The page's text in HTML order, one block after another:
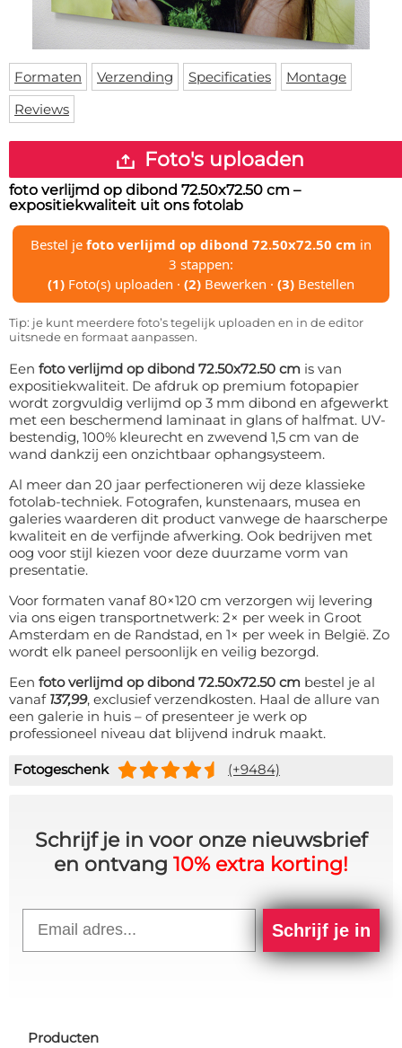
Skateboard deck
Over ons
Inloggen
WhatsApp
Formaten Verzending Specificaties
Montage
Reviews
Foto's uploaden
foto verlijmd op dibond 72.50x72.50 cm –
expositiekwaliteit uit ons fotolab
Bestel je foto verlijmd op dibond 72.50x72.50 cm in
3 stappen:
(1) Foto(s) uploaden · (2) Bewerken · (3) Bestellen
Tip: je kunt meerdere foto’s tegelijk uploaden en in de editor
uitsnede en formaat aanpassen.
Een foto verlijmd op dibond 72.50x72.50 cm is van
expositiekwaliteit. De afdruk op premium fotopapier
wordt zorgvuldig verlijmd op 3 mm dibond en afgewerkt
met een beschermend laminaat in glans of halfmat. UV-
bestendig, 100% kleurecht en zwevend 1,5 cm van de
wand dankzij een onzichtbaar ophangsysteem.
Al meer dan 20 jaar perfectioneren wij deze klassieke
fotolab-techniek. Fotografen, kunstenaars, musea en
galeries waarderen dit product vanwege de haarscherpe
kwaliteit en de verfijnde afwerking. Ook bedrijven met
oog voor stijl kiezen voor deze duurzame vorm van
presentatie.
Voor formaten vanaf 80×120 cm verzorgen wij levering
via ons eigen transportnetwerk: 2× per week in Groot
Amsterdam en de Randstad, en 1× per week in België. Zo
wordt elk paneel persoonlijk en veilig bezorgd.
Een foto verlijmd op dibond 72.50x72.50 cm bestel je al
vanaf 137,99, exclusief verzendkosten. Haal de allure van
een galerie in huis – of presenteer je werk op
professioneel niveau dat blijvend indruk maakt.
Fotogeschenk (+9484)
Schrijf je in voor onze nieuwsbrief
en ontvang 10% extra korting!
Schrijf je in
Producten